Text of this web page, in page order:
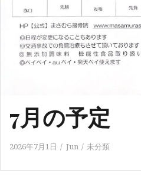
7月の予定
2026年7月1日 Jun 未分類